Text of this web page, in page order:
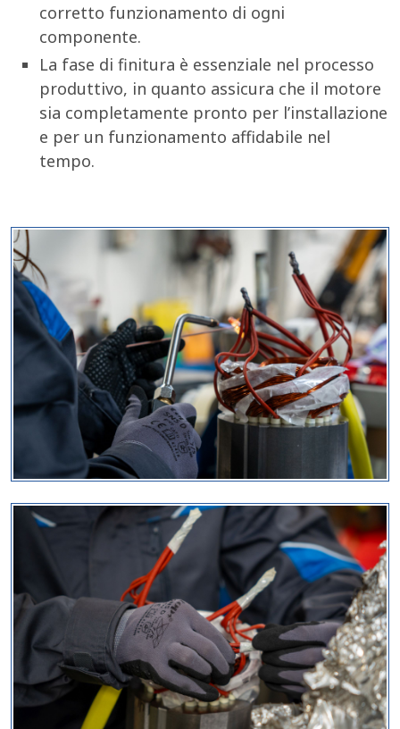
corretto funzionamento di ogni
componente.
La fase di finitura è essenziale nel processo
produttivo, in quanto assicura che il motore
sia completamente pronto per l’installazione
e per un funzionamento affidabile nel
tempo.